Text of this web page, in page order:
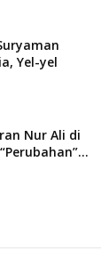
Yel-yel
Nur Ali di